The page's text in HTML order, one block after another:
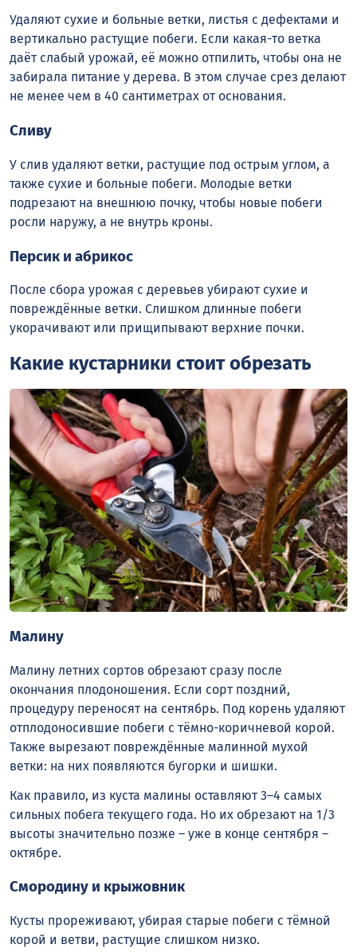
Удаляют сухие и больные ветки, листья с дефектами и
вертикально растущие побеги. Если какая-то ветка
даёт слабый урожай, её можно отпилить, чтобы она не
забирала питание у дерева. В этом случае срез делают
не менее чем в 40 сантиметрах от основания.
Сливу
У слив удаляют ветки, растущие под острым углом, а
также сухие и больные побеги. Молодые ветки
подрезают на внешнюю почку, чтобы новые побеги
росли наружу, а не внутрь кроны.
Персик и абрикос
После сбора урожая с деревьев убирают сухие и
повреждённые ветки. Слишком длинные побеги
укорачивают или прищипывают верхние почки.
Какие кустарники стоит обрезать
Малину
Малину летних сортов обрезают сразу после
окончания плодоношения. Если сорт поздний,
процедуру переносят на сентябрь. Под корень удаляют
отплодоносившие побеги с тёмно-коричневой корой.
Также вырезают повреждённые малинной мухой
ветки: на них появляются бугорки и шишки.
Как правило, из куста малины оставляют 3–4 самых
сильных побега текущего года. Но их обрезают на 1/3
высоты значительно позже – уже в конце сентября –
октябре.
Смородину и крыжовник
Кусты прореживают, убирая старые побеги с тёмной
корой и ветви, растущие слишком низко.